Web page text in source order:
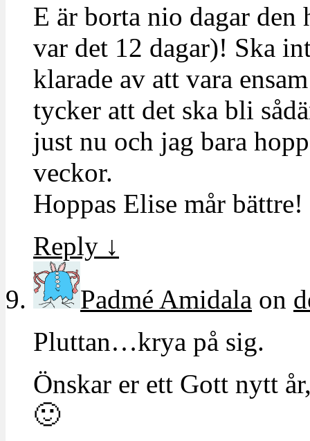
E är borta nio dagar den
var det 12 dagar)! Ska
klarade av att vara
tycker att det ska bli
just nu och jag bara
veckor.
Hoppas Elise mår bättre!
Reply ↓
Padmé Amidala on
Pluttan…krya på sig.
Önskar er ett Gott nytt
🙂